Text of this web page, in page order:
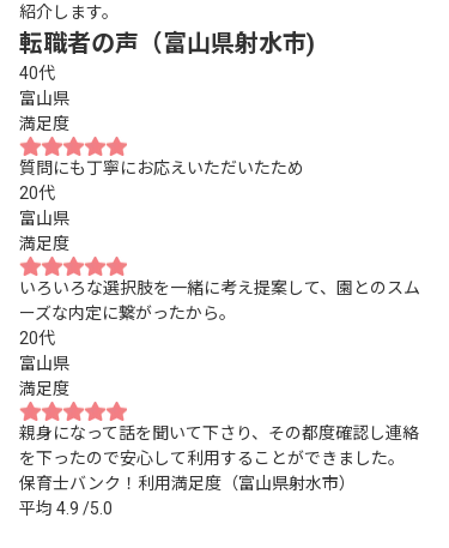
紹介します。
転職者の声（富山県射水市)
40代
富山県
満足度
質問にも丁寧にお応えいただいたため
20代
富山県
満足度
いろいろな選択肢を一緒に考え提案して、園とのスム
ーズな内定に繋がったから。
20代
富山県
満足度
親身になって話を聞いて下さり、その都度確認し連絡
を下ったので安心して利用することができました。
保育士バンク！利用満足度（富山県射水市）
平均 4.9 /5.0